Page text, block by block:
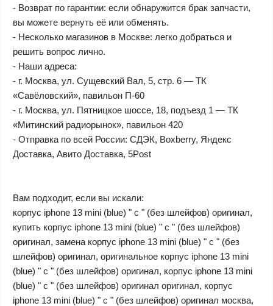
- Возврат по гарантии: если обнаружится брак запчасти,
вы можете вернуть её или обменять.
- Несколько магазинов в Москве: легко добраться и
решить вопрос лично.
- Наши адреса:
- г. Москва, ул. Сущевский Вал, 5, стр. 6 — ТК
«Савёловский», павильон П-60
- г. Москва, ул. Пятницкое шоссе, 18, подъезд 1 — ТК
«Митинский радиорынок», павильон 420
- Отправка по всей России: СДЭК, Boxberry, Яндекс
Доставка, Авито Доставка, 5Post
Вам подходит, если вы искали:
корпус iphone 13 mini (blue) " c " (без шлейфов) оригинал,
купить корпус iphone 13 mini (blue) " c " (без шлейфов)
оригинал, замена корпус iphone 13 mini (blue) " c " (без
шлейфов) оригинал, оригинальное корпус iphone 13 mini
(blue) " c " (без шлейфов) оригинал, корпус iphone 13 mini
(blue) " c " (без шлейфов) оригинал оригинал, корпус
iphone 13 mini (blue) " c " (без шлейфов) оригинал москва,